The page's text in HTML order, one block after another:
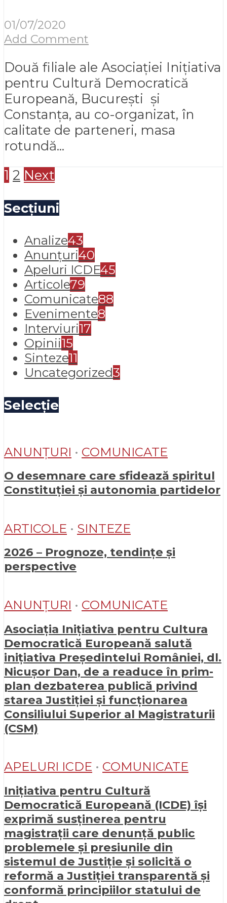
01/07/2020
Add Comment
Două filiale ale Asociației Inițiativa
pentru Cultură Democratică
Europeană, București și
Constanța, au co-organizat, în
calitate de parteneri, masa
rotundă...
1 2 Next
Secțiuni
Analize43
Anunțuri40
Apeluri ICDE45
Articole79
Comunicate88
Evenimente8
Interviuri17
Opinii15
Sinteze11
Uncategorized3
Selecție
ANUNȚURI • COMUNICATE
O desemnare care sfidează spiritul
Constituției și autonomia partidelor
ARTICOLE • SINTEZE
2026 – Prognoze, tendințe și
perspective
ANUNȚURI • COMUNICATE
Asociația Inițiativa pentru Cultura
Democratică Europeană salută
inițiativa Președintelui României, dl.
Nicușor Dan, de a readuce în prim-
plan dezbaterea publică privind
starea Justiției și funcționarea
Consiliului Superior al Magistraturii
(CSM)
APELURI ICDE • COMUNICATE
Inițiativa pentru Cultură
Democratică Europeană (ICDE) își
exprimă susținerea pentru
magistrații care denunță public
problemele și presiunile din
sistemul de Justiție și solicită o
reformă a Justiției transparentă și
conformă principiilor statului de